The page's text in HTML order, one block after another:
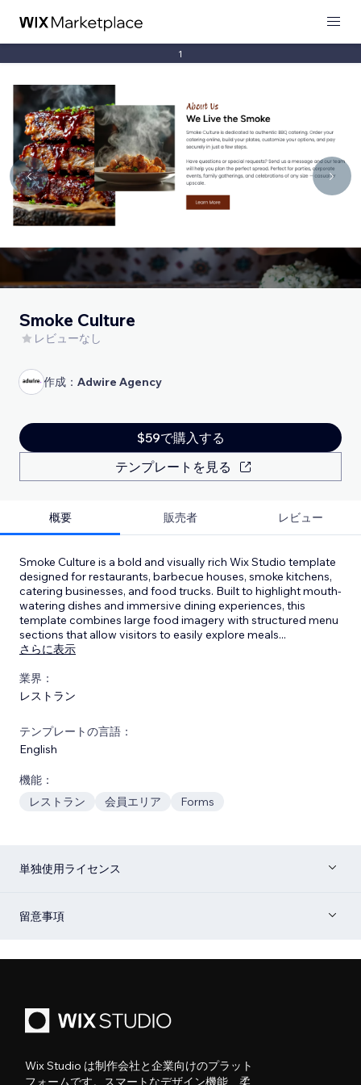
1
Smoke Culture
レビューなし
作成： Adwire Agency
$59で購入する
テンプレートを見る
概要 販売者 レビュー
Smoke Culture is a bold and visually rich Wix Studio template
designed for restaurants, barbecue houses, smoke kitchens,
catering businesses, and food trucks. Built to highlight mouth-
watering dishes and immersive dining experiences, this
template combines large food imagery with structured menu
sections that allow visitors to easily explore meals...
さらに表示
業界：
レストラン
テンプレートの言語：
English
機能：
レストラン
会員エリア Forms
単独使用ライセンス
留意事項
Wix Studio は制作会社と企業向けのプラット
フォームです。スマートなデザイン機能、柔